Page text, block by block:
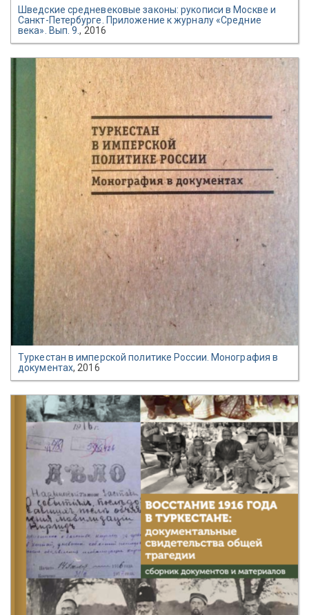
Шведские средневековые законы: рукописи в Москве и
Санкт-Петербурге. Приложение к журналу «Средние
века». Вып. 9., 2016
Туркестан в имперской политике России. Монография в
документах, 2016